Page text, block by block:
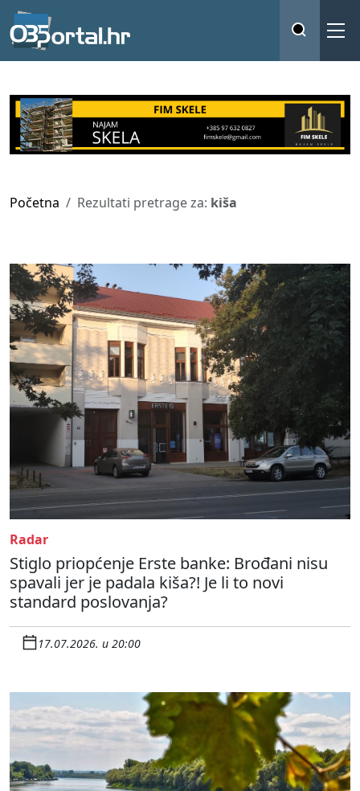
Početna Rezultati pretrage za: kiša
Radar
Stiglo priopćenje Erste banke: Brođani nisu
spavali jer je padala kiša?! Je li to novi
standard poslovanja?
17.07.2026. u 20:00